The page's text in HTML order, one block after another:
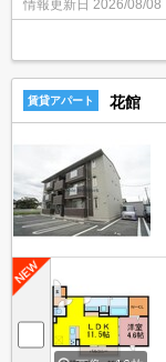
情報更新日 2026/08/08
賃貸アパート 花館